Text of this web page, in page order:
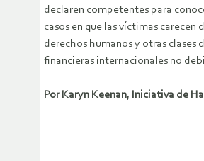
declaren competentes para
casos en que las víctimas
derechos humanos y otras
financieras internacionales no
Por Karyn Keenan, Iniciativa de